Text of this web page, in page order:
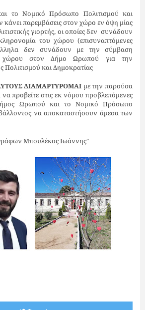
το Νομικό Πρόσωπο Πολιτισμού και
κάνει παρεμβάσεις στον χώρο εν όψη μίας
γιορτής, οι οποίες δεν συνάδουν
του χώρου (επισυναπτόμενες
δεν συνάδουν με την σύμβαση
χώρου στον Δήμο Ωρωπού για την
Πολιτισμού και Δημοκρατίας
ΔΙΑΜΑΡΤΥΡΟΜΑΙ με την παρούσα
προβείτε στις εκ νόμου προβλεπόμενες
Ωρωπού και το Νομικό Πρόσωπο
να αποκαταστήσουν άμεσα των
Μπουλέκος Ιωάννης"